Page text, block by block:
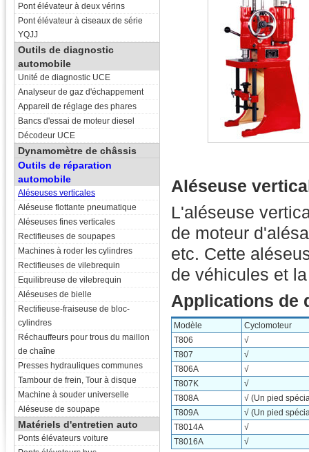
Pont élévateur à deux vérins
Pont élévateur à ciseaux de série
YQJJ
Outils de diagnostic
automobile
Unité de diagnostic UCE
Analyseur de gaz d'échappement
Appareil de réglage des phares
Bancs d'essai de moteur diesel
Décodeur UCE
Dynamomètre de châssis
Outils de réparation
automobile
Aléseuses verticales
Aléseuse flottante pneumatique
Aléseuses fines verticales
Rectifieuses de soupapes
Machines à roder les cylindres
Rectifieuses de vilebrequin
Equilibreuse de vilebrequin
Aléseuses de bielle
Rectifieuse-fraiseuse de bloc-
cylindres
Réchauffeurs pour trous du maillon
de chaîne
Presses hydrauliques communes
Tambour de frein, Tour à disque
Machine à souder universelle
Aléseuse de soupape
Matériels d'entretien auto
Ponts élévateurs voiture
Aléseuse
L'aléseuse
de moteur
etc. Cette
de véhicules et
Applications de
Modèle
Cyclomoteur
T806
√
T807
√
T806A
√
T807K
√
T808A
√ (Un pied
T809A
√ (Un pied
T8014A
√
T8016A
√